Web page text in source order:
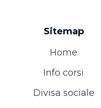
Sitemap
Home
Info corsi
Divisa sociale